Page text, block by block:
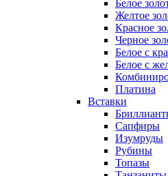
Белое
Желтое
Красное
Черное
Белое с
Белое с
Платина
Вставки
Сапфиры
Изумруды
Рубины
Топазы